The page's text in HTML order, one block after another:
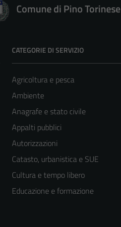
Comune di Pino Torinese
CATEGORIE DI SERVIZIO
Agricoltura e pesca
Ambiente
Anagrafe e stato civile
Appalti pubblici
Autorizzazioni
Catasto, urbanistica e SUE
Cultura e tempo libero
Educazione e formazione